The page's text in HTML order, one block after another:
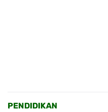
PENDIDIKAN